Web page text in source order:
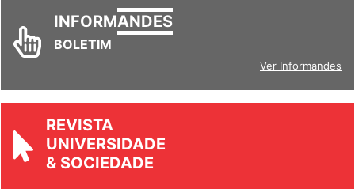
INFORMANDES
BOLETIM
Ver Informandes
REVISTA
UNIVERSIDADE
& SOCIEDADE